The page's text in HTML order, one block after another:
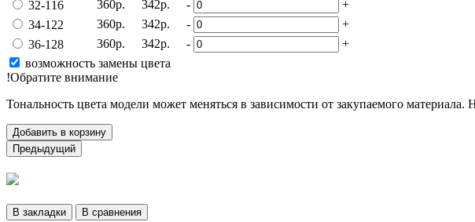
32-116 360р. 342р. -
+
34-122
360р. 342р. -
+
36-128
360р. 342р. -
+
возможность замены цвета
!Обратите внимание
Тональность цвета модели может меняться в зависимости от закупаемого
Добавить в корзину
Предыдущий
В закладки В сравнения